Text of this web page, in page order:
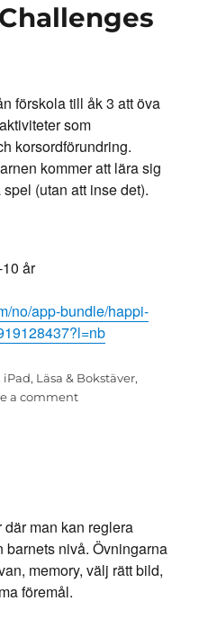
förskola till åk 3 att öva
som
korsordförundring.
kommer att lära sig
(utan att inse det).
år
no/app-bundle/happi-
iPad, Läsa & Bokstäver,
a commenton
man kan reglera
barnets nivå. Övningarna
memory, välj rätt bild,
föremål.